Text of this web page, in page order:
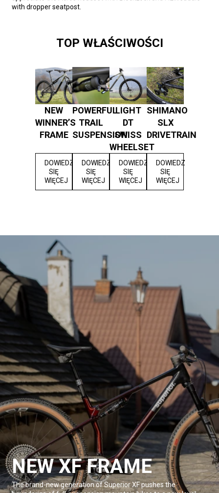
with dropper seatpost.
TOP WŁAŚCIWOŚCI
NEW
WINNER’S
FRAME
DOWIEDZ
SIĘ
WIĘCEJ
POWERFUL
TRAIL
SUSPENSION
DOWIEDZ
SIĘ
WIĘCEJ
LIGHT
DT
SWISS
WHEELSET
DOWIEDZ
SIĘ
WIĘCEJ
SHIMANO
SLX
DRIVETRAIN
DOWIEDZ
SIĘ
WIĘCEJ
NEW XF FRAME
The brand-new generation of Superior XF pushes the